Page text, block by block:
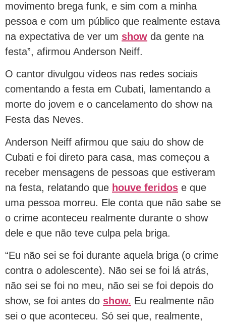
movimento brega funk, e sim com a minha
pessoa e com um público que realmente estava
na expectativa de ver um show da gente na
festa”, afirmou Anderson Neiff.
O cantor divulgou vídeos nas redes sociais
comentando a festa em Cubati, lamentando a
morte do jovem e o cancelamento do show na
Festa das Neves.
Anderson Neiff afirmou que saiu do show de
Cubati e foi direto para casa, mas começou a
receber mensagens de pessoas que estiveram
na festa, relatando que houve feridos e que
uma pessoa morreu. Ele conta que não sabe se
o crime aconteceu realmente durante o show
dele e que não teve culpa pela briga.
“Eu não sei se foi durante aquela briga (o crime
contra o adolescente). Não sei se foi lá atrás,
não sei se foi no meu, não sei se foi depois do
show, se foi antes do show. Eu realmente não
sei o que aconteceu. Só sei que, realmente,